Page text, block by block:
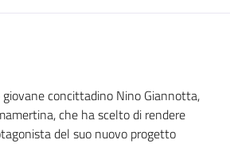
concittadino Nino Giannotta,
che ha scelto di rendere
del suo nuovo progetto